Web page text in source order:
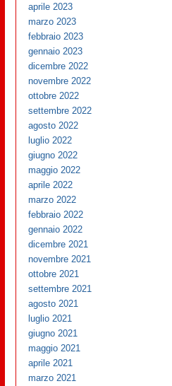
aprile 2023
marzo 2023
febbraio 2023
gennaio 2023
dicembre 2022
novembre 2022
ottobre 2022
settembre 2022
agosto 2022
luglio 2022
giugno 2022
maggio 2022
aprile 2022
marzo 2022
febbraio 2022
gennaio 2022
dicembre 2021
novembre 2021
ottobre 2021
settembre 2021
agosto 2021
luglio 2021
giugno 2021
maggio 2021
aprile 2021
marzo 2021